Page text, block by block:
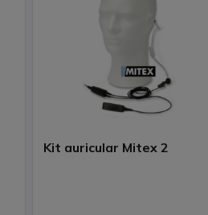
Kit auricular Mitex 2